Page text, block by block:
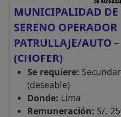
MUNICIPALIDAD DE
SERENO OPERADOR
PATRULLAJE/AUTO
(CHOFER)
Se requiere:
(deseable)
Donde: Lima
Remuneración: S/.